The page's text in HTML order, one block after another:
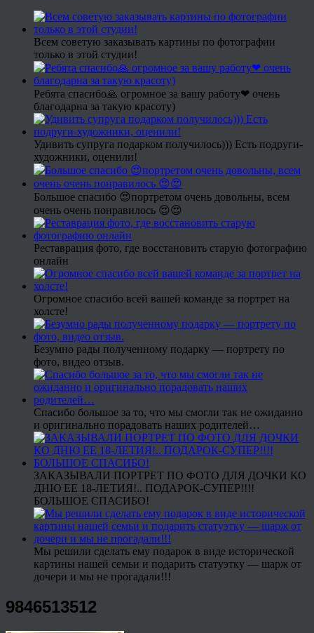
Всем советую заказывать картины по фотографии
только в этой студии!
Ребята спасибо🙏 огромное за вашу работу❤ очень
благодарна за такую красоту)
Удивить супруга подарком получилось))) Есть подруги-
художники, оценили!
Большое спасибо 😍портретом очень довольны, всем
очень очень понравилось 😍😍
Реставрация фото, где восстановить старую фотографию
онлайн
Огромное спасибо всей вашей команде за портрет на
холсте!
Безумно рады полученному подарку — портрету по
фото, видео отзыв.
Спасибо большое за то, что мы смогли так не ожиданно
и оригинально порадовать наших родителей…
ЗАКАЗЫВАЛИ ПОРТРЕТ ПО ФОТО ДЛЯ ДОЧКИ КО
ДНЮ ЕЕ 18-ЛЕТИЯ!.. ПОДАРОК-СУПЕР!!!!
БОЛЬШОЕ СПАСИБО!
Мы решили сделать ему подарок в виде исторической
картины нашей семьи и подарить статуэтку — шарж от
дочери и мы не прогадали!!!
9846513512